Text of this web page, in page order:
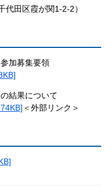
田区霞が関1-2-2）
加募集要領
結果について
＜外部リンク＞